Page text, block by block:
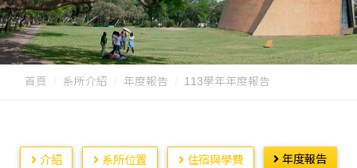
首頁 系所介紹 年度報告 113學年年度報告
介紹 系所位置 住宿與學費 年度報告